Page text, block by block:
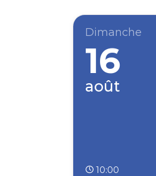
Dimanche
16
août
10:00